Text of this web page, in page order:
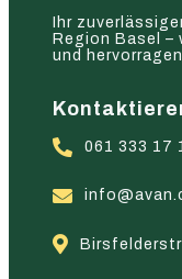
Ihr
Region Basel –
und
061 333 17